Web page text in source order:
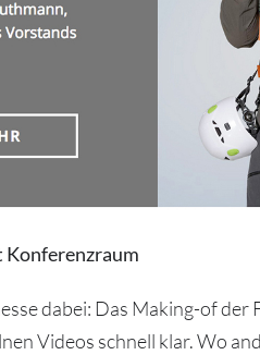
Konferenzraum
dabei: Das Making-of
Videos schnell klar. Wo